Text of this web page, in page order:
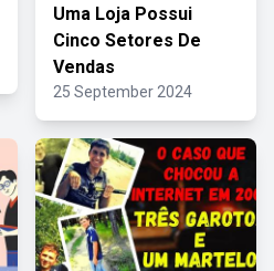
Uma Loja Possui
Cinco Setores De
Vendas
25 September 2024